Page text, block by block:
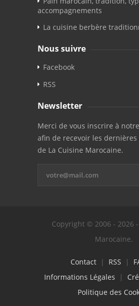
accompagnements
La cuisine berbère
Nous suivre
Facebook
RSS
Newsletter
Merci de vous inscrire à
afin de recevoir les
de La Cuisine Marocaine.
Copyright © 2006 - 2026
Marocaine.
Contact| RSS |
Informations Légales |
Politique des